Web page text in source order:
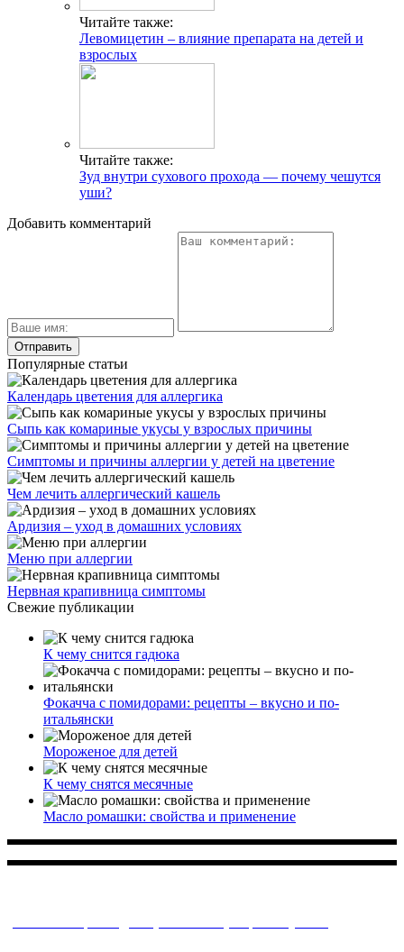
Читайте также:
Левомицетин – влияние препарата на детей и
взрослых
Читайте также:
Зуд внутри сухового прохода — почему чешутся
уши?
Добавить комментарий
Популярные статьи
Календарь цветения для аллергика
Сыпь как комариные укусы у взрослых причины
Симптомы и причины аллергии у детей на цветение
Чем лечить аллергический кашель
Ардизия – уход в домашних условиях
Меню при аллергии
Нервная крапивница симптомы
Свежие публикации
К чему снится гадюка
Фокачча с помидорами: рецепты – вкусно и по-
итальянски
Мороженое для детей
К чему снятся месячные
Масло ромашки: свойства и применение